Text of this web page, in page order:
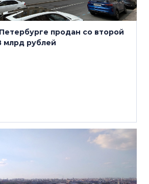
продан со второй
млрд рублей